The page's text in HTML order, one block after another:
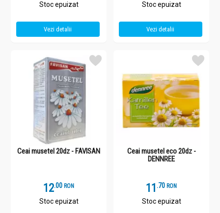
Stoc epuizat
Vezi detalii
Stoc epuizat
Vezi detalii
Ceai musetel 20dz - FAVISAN
12.0 RON
Stoc epuizat
Ceai musetel eco 20dz -
DENNREE
11 .7 RON
Stoc epuizat